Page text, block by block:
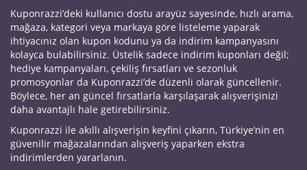
Kuponrazzi’deki kullanıcı dostu arayüz sayesinde, hızlı arama,
mağaza, kategori veya markaya göre listeleme yaparak
ihtiyacınız olan kupon kodunu ya da indirim kampanyasını
kolayca bulabilirsiniz. Üstelik sadece indirim kuponları değil;
hediye kampanyaları, çekiliş fırsatları ve sezonluk
promosyonlar da Kuponrazzi’de düzenli olarak güncellenir.
Böylece, her an güncel fırsatlarla karşılaşarak alışverişinizi
daha avantajlı hale getirebilirsiniz.
Kuponrazzi ile akıllı alışverişin keyfini çıkarın, Türkiye’nin en
güvenilir mağazalarından alışveriş yaparken ekstra
indirimlerden yararlanın.